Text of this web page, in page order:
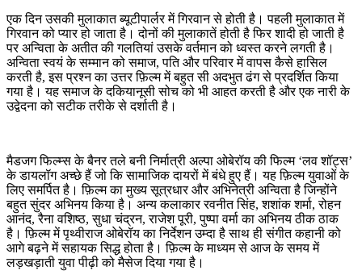
एक दिन उसकी मुलाकात ब्यूटीपार्लर में गिरवान से होती है। पहली मुलाकात में
गिरवान को प्यार हो जाता है। दोनों की मुलाकातें होती है फिर शादी हो जाती है
पर अन्विता के अतीत की गलतियां उसके वर्तमान को ध्वस्त करने लगती है।
अन्विता स्वयं के सम्मान को समाज, पति और परिवार में वापस कैसे हासिल
करती है, इस प्रश्न का उत्तर फ़िल्म में बहुत सी अदभुत ढंग से प्रदर्शित किया
गया है। यह समाज के दकियानूसी सोच को भी आहत करती है और एक नारी के
उद्वेदना को सटीक तरीके से दर्शाती है।
मैडजग फिल्म्स के बैनर तले बनी निर्मात्री अल्पा ओबेरॉय की फिल्म ‘लव शॉट्स’
के डायलॉग अच्छे हैं जो कि सामाजिक दायरों में बंधे हुए हैं। यह फ़िल्म युवाओं के
लिए समर्पित है। फ़िल्म का मुख्य सूत्रधार और अभिनेत्री अन्विता है जिन्होंने
बहुत सुंदर अभिनय किया है। अन्य कलाकार रवनीत सिंह, शशांक शर्मा, रोहन
आनंद, रैना वशिष्ठ, सुधा चंद्रन, राजेश पूरी, पुष्पा वर्मा का अभिनय ठीक ठाक
है। फ़िल्म में पृथ्वीराज ओबेरॉय का निर्देशन उम्दा है साथ ही संगीत कहानी को
आगे बढ़ने में सहायक सिद्ध होता है। फ़िल्म के माध्यम से आज के समय में
लड़खड़ाती युवा पीढ़ी को मैसेज दिया गया है।